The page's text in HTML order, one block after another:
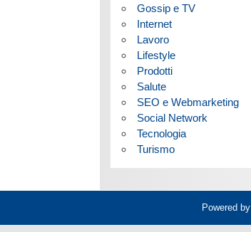
Gossip e TV
Internet
Lavoro
Lifestyle
Prodotti
Salute
SEO e Webmarketing
Social Network
Tecnologia
Turismo
Powered by